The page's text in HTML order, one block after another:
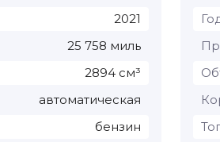
2021
25 758 миль
2894 см³
автоматическая
бензин